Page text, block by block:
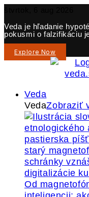
Veda je hľadanie
pokusmi o falzifikáciu
Explore Now
Veda
VedaZobraziť
Od